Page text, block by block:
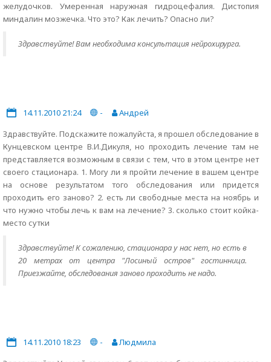
желудочков. Умеренная наружная гидроцефалия. Дистопия
миндалин мозжечка. Что это? Как лечить? Опасно ли?
Здравствуйте! Вам необходима консультация нейрохирурга.
14.11.2010 21:24 -
Андрей
Здравствуйте. Подскажите пожалуйста, я прошел обследование в
Кунцевском центре В.И.Дикуля, но проходить лечение там не
представляется возможным в связи с тем, что в этом центре нет
своего стационара. 1. Могу ли я пройти лечение в вашем центре
на основе результатом того обследования или придется
проходить его заново? 2. есть ли свободные места на ноябрь и
что нужно чтобы лечь к вам на лечение? 3. сколько стоит койка-
место сутки
Здравствуйте! К сожалению, стационара у нас нет, но есть в
20 метрах от центра "Лосиный остров" гостинница.
Приезжайте, обследования заново проходить не надо.
14.11.2010 18:23 -
Людмила